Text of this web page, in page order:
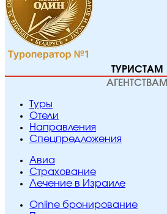
ТУРИСТАМ
АГЕНТСТВАМ
Туры
Отели
Направления
Спецпредложения
Авиа
Страхование
Лечение в Израиле
Online бронирование